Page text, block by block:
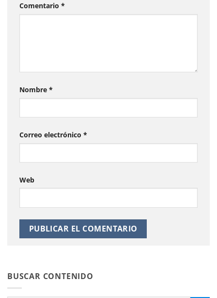
Comentario *
Nombre *
Correo electrónico *
Web
BUSCAR CONTENIDO